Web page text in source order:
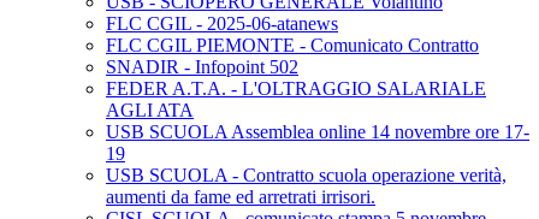
FLC CGIL - 2025-06-atanews
FLC CGIL PIEMONTE - Comunicato Contratto
SNADIR - Infopoint 502
FEDER A.T.A. - L'OLTRAGGIO SALARIALE
AGLI ATA
USB SCUOLA Assemblea online 14 novembre ore 17-
19
USB SCUOLA - Contratto scuola operazione verità,
aumenti da fame ed arretrati irrisori.